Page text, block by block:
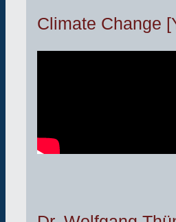
Climate Change